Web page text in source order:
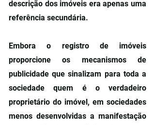
descrição dos imóveis era apenas uma
referência secundária.
Embora o registro de imóveis
proporcione os mecanismos de
publicidade que sinalizam para toda a
sociedade quem é o verdadeiro
proprietário do imóvel, em sociedades
menos desenvolvidas a manifestação